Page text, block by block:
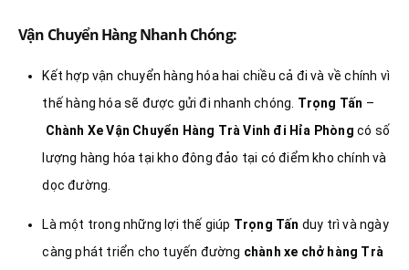
Vận Chuyển Hàng Nhanh Chóng:
Kết hợp vận chuyển hàng hóa hai chiều cả đi và về chính vì
thế hàng hóa sẽ được gửi đi nhanh chóng. Trọng Tấn –
Chành Xe Vận Chuyển Hàng Trà Vinh đi Hỉa Phòng có số
lượng hàng hóa tại kho đông đảo tại có điểm kho chính và
dọc đường.
Là một trong những lợi thế giúp Trọng Tấn duy trì và ngày
càng phát triển cho tuyến đường chành xe chở hàng Trà